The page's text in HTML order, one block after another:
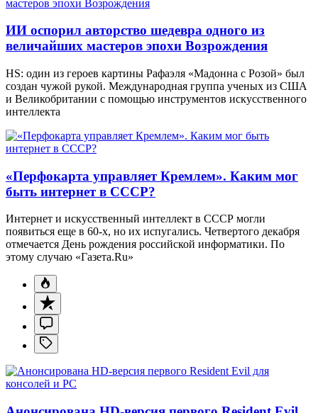
ИИ оспорил авторство шедевра одного из
величайших мастеров эпохи Возрождения
HS: один из героев картины Рафаэля «Мадонна с Розой» был
создан чужой рукой. Международная группа ученых из США
и Великобритании с помощью инструментов искусственного
интеллекта
«Перфокарта управляет Кремлем». Каким мог
быть интернет в СССР?
Интернет и искусственный интеллект в СССР могли
появиться еще в 60-х, но их испугались. Четвертого декабря
отмечается День рождения российской информатики. По
этому случаю «Газета.Ru»